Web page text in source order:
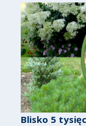
Blisko 5